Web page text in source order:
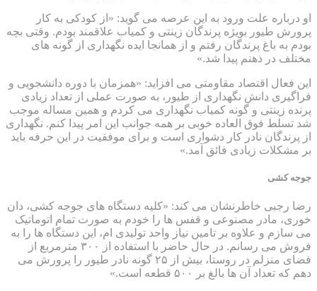
او درباره علت ورود به این عرصه می گوید: «از کودکی به کار
پرورش طیور بویژه پرندگان زینتی و کمیاب علاقمند بودم. وقتی بچه
بودم به باغ پرندگان رفتم و از همانجا ایده نگهداری از گونه های
مختلف در ذهنم پیدا شد.»
این فعال اقتصاد مقاومتی می افزاید: «همزمان با دوره دانشجویی و
فراگیری دانش نگهداری از طیور، به صورت عملی از تعداد زیادی
پرنده زینتی و گونه کمیاب نگهداری می کردم و همین مساله موجب
شد تسلط فوق العاده خوبی بر همه جوانب این امر پیدا کنم. نگهداری
از پرندگان نادر کار دشواری است و برای موفقیت در این حرفه باید
بر مشکلات زیادی فائق آمد.»
جوجه کشی
رضا رجبی خاطرنشان می کند: «کلیه دستگاه های جوجه کشی، دان
خوری، مادر مصنوعی و قفس ها را خودم به صورت تمام اتوماتیک
می سازم و علاوه بر تامین نیاز واحد تولیدی ام، این دستگاه ها را به
فروش می رسانم. در حال حاضر با استفاده از ۳۰۰ مترمربع از
فضای منزلم در روستا، بیش از ۲۵ گونه نادر طیور را پرورش می
دهم که تعداد آن ها بالغ بر ۵۰۰ قطعه است.»